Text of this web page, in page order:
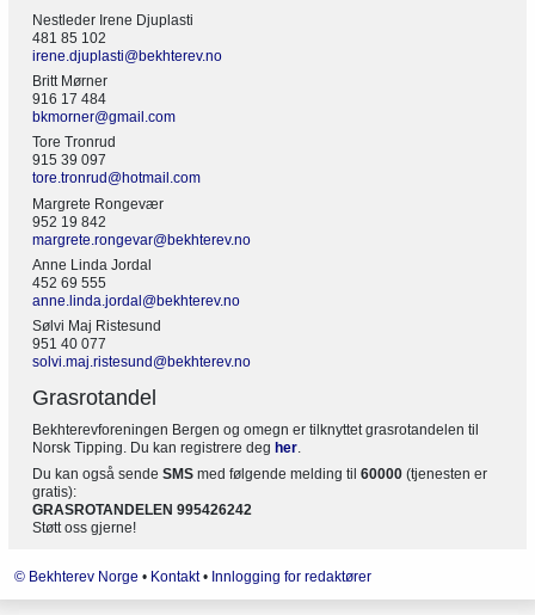
Nestleder Irene Djuplasti
481 85 102
irene.djuplasti@bekhterev.no
Britt Mørner
916 17 484
bkmorner@gmail.com
Tore Tronrud
915 39 097
tore.tronrud@hotmail.com
Margrete Rongevær
952 19 842
margrete.rongevar@bekhterev.no
Anne Linda Jordal
452 69 555
anne.linda.jordal@bekhterev.no
Sølvi Maj Ristesund
951 40 077
solvi.maj.ristesund@bekhterev.no
Grasrotandel
Bekhterevforeningen Bergen og omegn er tilknyttet grasrotandelen til
Norsk Tipping. Du kan registrere deg her.
Du kan også sende SMS med følgende melding til 60000 (tjenesten er
gratis):
GRASROTANDELEN 995426242
Støtt oss gjerne!
© Bekhterev Norge • Kontakt• Innlogging for redaktører